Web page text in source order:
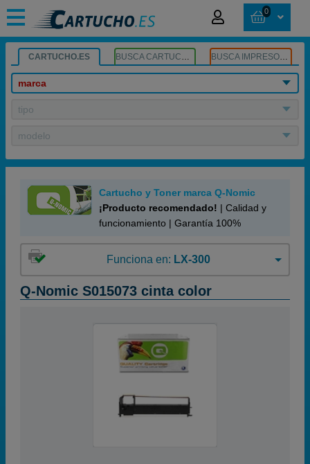
0
CARTUCHO.ES BUSCA CARTUCHOS BUSCA IMPRESORA
marca
tipo
modelo
Cartucho y Toner marca Q-Nomic
¡Producto recomendado! | Calidad y
funcionamiento | Garantía 100%
Funciona en: LX-300
Q-Nomic S015073 cinta color